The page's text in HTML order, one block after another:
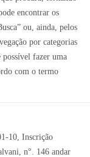
encontrar os
ou, ainda, pelos
por categorias
possível fazer uma
com o termo
10, Inscrição
n°. 146 andar